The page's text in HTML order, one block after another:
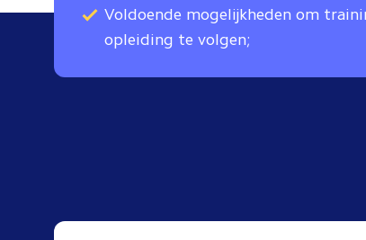
Voldoende mogelijkheden om
opleiding te volgen;